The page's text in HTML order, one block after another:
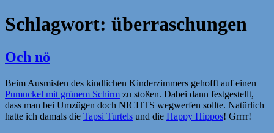
Schlagwort: überraschungen
Och nö
Beim Ausmisten des kindlichen Kinderzimmers gehofft auf einen
Pumuckel mit grünem Schirm zu stoßen. Dabei dann festgestellt,
dass man bei Umzügen doch NICHTS wegwerfen sollte. Natürlich
hatte ich damals die Tapsi Turtels und die Happy Hippos! Grrrr!